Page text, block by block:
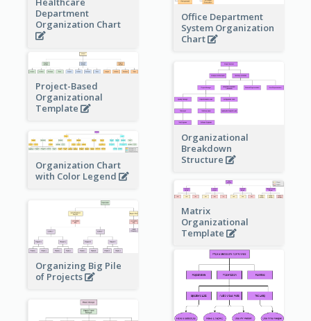
Department
Organization Chart
Office Department
System Organization
Chart
Project-Based
Organizational
Template
Organizational
Breakdown
Structure
Organization Chart
with Color Legend
Matrix
Organizational
Template
Organizing Big Pile
of Projects